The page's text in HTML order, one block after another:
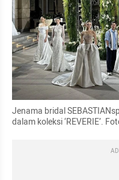
Jenama bridal
dalam koleksi ‘REVERIE’.